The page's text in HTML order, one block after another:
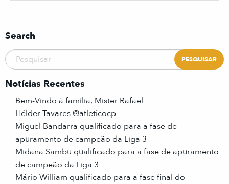
Search
Notícias Recentes
Bem-Vindo à família, Mister Rafael
Hélder Tavares @atleticocp
Miguel Bandarra qualificado para a fase de
apuramento de campeão da Liga 3
Midana Sambu qualificado para a fase de apuramento
de campeão da Liga 3
Mário William qualificado para a fase final do